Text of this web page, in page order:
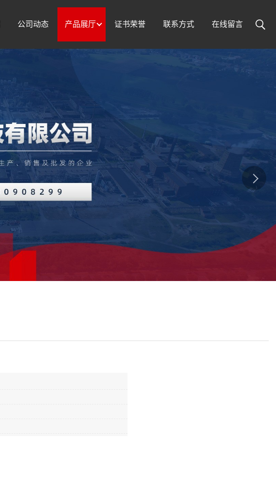
公司动态 产品展厅 证书荣誉 联系方式 在线留言